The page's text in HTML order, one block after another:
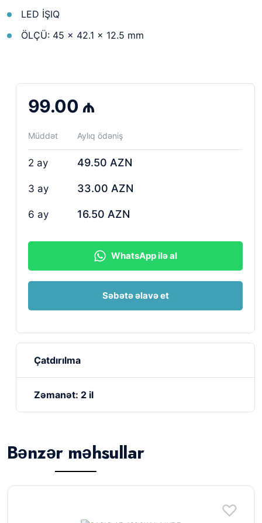
LED İŞIQ
ÖLÇÜ: 45 × 42.1 × 12.5 mm
99.00 ₼
Müddət Aylıq ödəniş
2 ay 49.50 AZN
3 ay 33.00 AZN
6 ay 16.50 AZN
WhatsApp ilə al
Səbətə əlavə et
Çatdırılma
Zəmanət: 2 il
Bənzər məhsullar